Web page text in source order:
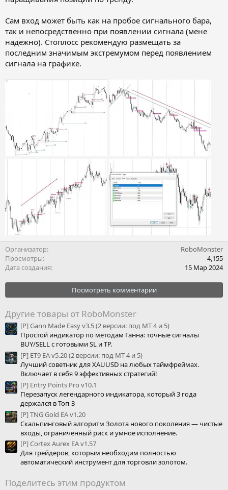
Сам вход может быть как на пробое сигнального бара,
так и непосредственно при появлении сигнала (мене
надежно). Стоплосс рекомендую размещать за
последним значимым экстремумом перед появлением
сигнала на графике.
Организатор
RoboMonster
Просмотры
4,155
Дата создания
15 Мар 2024
Посмотреть комментарии
Другие товары от RoboMonster
[P] Gann Made Easy v3.5 (2 версии: под МТ 4 и 5)
Простой индикатор по методам Ганна: точные сигналы
BUY/SELL с готовыми SL и TP.
[P] ET9 EA v5.20 (2 версии: под МТ 4 и 5)
Лучший советник для XAUUSD на любых таймфреймах.
Включает в себя 9 эффективных стратегий!
[P] Entry Points Pro v10.1
Перезапуск легендарного индикатора, который 3 года
держался в Топ-3
[P] TNG Gold EA v1.20
Скальпинговый алгоритм Золота нового поколения — чистые
входы, ограниченный риск и умное исполнение.
[P] Cortex Aurex EA v1.57
Для трейдеров, которым необходим полностью
автоматический инструмент для торговли золотом.
Поделитесь этим продуктом